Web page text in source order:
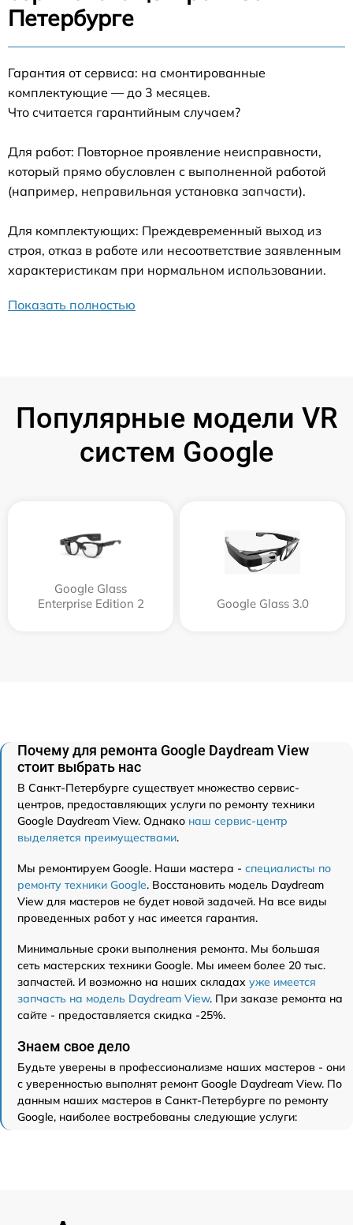
Петербурге
Гарантия от сервиса: на смонтированные
комплектующие — до 3 месяцев.
Что считается гарантийным случаем?
Для работ: Повторное проявление неисправности,
который прямо обусловлен с выполненной работой
(например, неправильная установка запчасти).
Для комплектующих: Преждевременный выход из
строя, отказ в работе или несоответствие заявленным
характеристикам при нормальном использовании.
Показать полностью
Популярные модели VR
систем Google
Google Glass
Enterprise Edition 2
Google Glass 3.0
Почему для ремонта Google Daydream View
стоит выбрать нас
В Санкт-Петербурге существует множество сервис-
центров, предоставляющих услуги по ремонту техники
Google Daydream View. Однако наш сервис-центр
выделяется преимуществами.
Мы ремонтируем Google. Наши мастера - специалисты по
ремонту техники Google. Восстановить модель Daydream
View для мастеров не будет новой задачей. На все виды
проведенных работ у нас имеется гарантия.
Минимальные сроки выполнения ремонта. Мы большая
сеть мастерских техники Google. Мы имеем более 20 тыс.
запчастей. И возможно на наших складах уже имеется
запчасть на модель Daydream View. При заказе ремонта на
сайте - предоставляется скидка -25%.
Знаем свое дело
Будьте уверены в профессионализме наших мастеров - они
с уверенностью выполнят ремонт Google Daydream View. По
данным наших мастеров в Санкт-Петербурге по ремонту
Google, наиболее востребованы следующие услуги: